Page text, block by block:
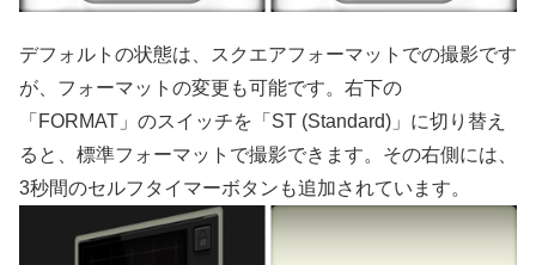
デフォルトの状態は、スクエアフォーマットでの撮影です
が、フォーマットの変更も可能です。右下の
「FORMAT」のスイッチを「ST (Standard)」に切り替え
ると、標準フォーマットで撮影できます。その右側には、
3秒間のセルフタイマーボタンも追加されています。